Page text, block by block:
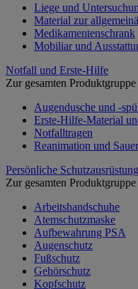
Liege und
Material zur
Medikamentenschrank
Mobiliar und
Notfall und Erste-Hilfe
Zur gesamten Produktgruppe
Augendusche und -
Erste-Hilfe-Material
Notfalltragen
Reanimation und
Persönliche
Zur gesamten Produktgruppe
Arbeitshandschuhe
Atemschutzmaske
Aufbewahrung PSA
Augenschutz
Fußschutz
Gehörschutz
Kopfschutz